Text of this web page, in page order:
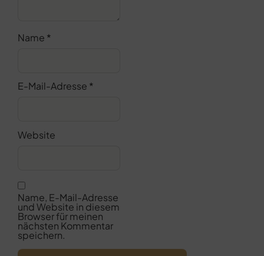
Name *
E-Mail-Adresse *
Website
Name, E-Mail-Adresse
und Website in diesem
Browser für meinen
nächsten Kommentar
speichern.